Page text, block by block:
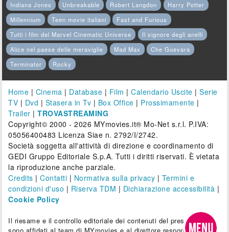
Indiana Jones
Unbreakable Robert Langdon
Harry Potter
Millennium
Teen movie italiani
Fast and Furious
Tutti i film del Marvel Cinematic Universe
Il signore degli anelli
Alice nel paese delle meraviglie
Mad Max
Che Guevara
Terminator
Rocky
Home | Cinema | Database | Film |Calendario Uscite |Serie
TV | Dvd | Stasera in Tv | Box Office | Prossimamente |
Trailer |TROVASTREAMING
Copyright© 2000 - 2026 MYmovies.it® Mo-Net s.r.l. P.IVA:
05056400483 Licenza Siae n. 2792/I/2742.
Società soggetta all'attività di direzione e coordinamento di
GEDI Gruppo Editoriale S.p.A. Tutti i diritti riservati. È vietata
la riproduzione anche parziale.
Credits |Contatti | Normativa sulla privacy | Termini e
condizioni d'uso | Riserva TDM | Dichiarazione accessibilità |
Cookie Policy
Il riesame e il controllo editoriale dei contenuti del presente sito